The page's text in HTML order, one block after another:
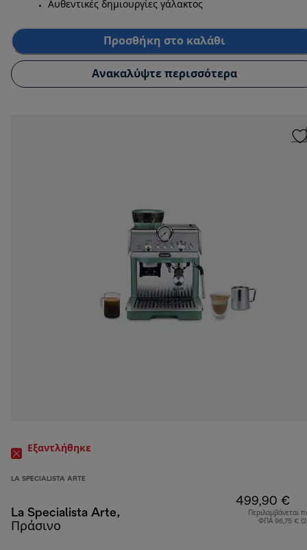
Αυθεντικές δημιουργίες γάλακτος
Προσθήκη στο καλάθι
Ανακαλύψτε περισσότερα
Εξαντλήθηκε
LA SPECIALISTA ARTE
La Specialista Arte,
Πράσινο
499,90 €
Περιλαμβάνεται
ΦΠΑ 96,75 €